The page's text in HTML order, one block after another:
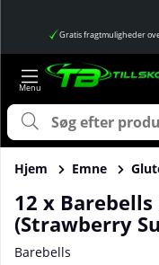
Gratis fragtmuligheder
Hjem Emne
12 x
(Strawberry
Barebells